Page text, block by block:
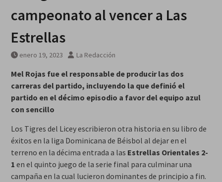
campeonato al vencer a Las
Estrellas
enero 19, 2023 La Redacción
Mel Rojas fue el responsable de producir las dos
carreras del partido, incluyendo la que definió el
partido en el décimo episodio a favor del equipo azul
con sencillo
Los Tigres del Licey escribieron otra historia en su libro de
éxitos en la liga Dominicana de Béisbol al dejar en el
terreno en la décima entrada a las Estrellas Orientales 2-
1 en el quinto juego de la serie final para culminar una
campaña en la cual lucieron dominantes de principio a fin.